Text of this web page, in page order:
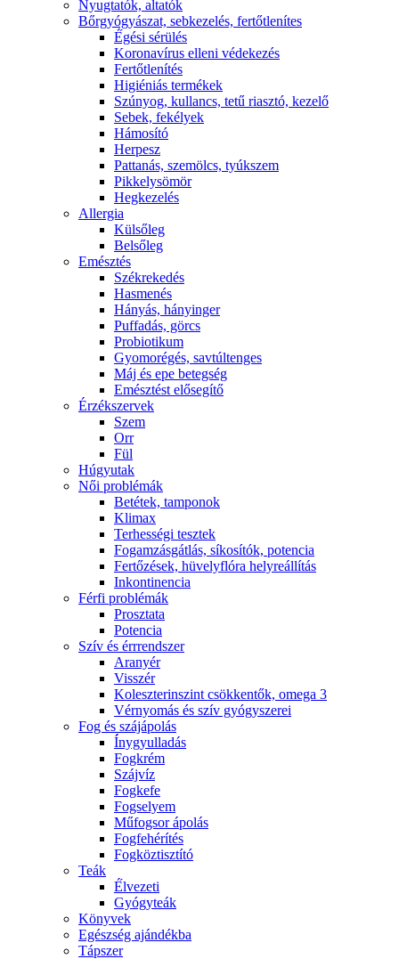
Nyugtatók, altatók
Bőrgyógyászat, sebkezelés, fertőtlenítes
É́gési sérülés
Koronavírus elleni védekezés
Fertőtlenítés
Higiéniás termékek
Szúnyog, kullancs, tetű riasztó, kezelő
Sebek, fekélyek
Hámosító
Herpesz
Pattanás, szemölcs, tyúkszem
Pikkelysömör
Hegkezelés
Allergia
Külsőleg
Belsőleg
Emésztés
Székrekedés
Hasmenés
Hányás, hányinger
Puffadás, görcs
Probiotikum
Gyomorégés, savtúltenges
Máj és epe betegség
Emésztést elősegítő
Érzékszervek
Szem
Orr
Fül
Húgyutak
Női problémák
Betétek, tamponok
Klimax
Terhességi tesztek
Fogamzásgátlás, síkosítók, potencia
Fertőzések, hüvelyflóra helyreállítás
Inkontinencia
Férfi problémák
Prosztata
Potencia
Szív és érrrendszer
Aranyér
Visszér
Koleszterinszint csökkentők, omega 3
Vérnyomás és szív gyógyszerei
Fog és szájápolás
Í́nygyulladás
Fogkrém
Szájvíz
Fogkefe
Fogselyem
Műfogsor ápolás
Fogfehérítés
Fogköztisztító
Teák
É́lvezeti
Gyógyteák
Könyvek
Egészség ajándékba
Tápszer